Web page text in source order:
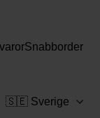
Snabborder
🇸🇪 Sverige